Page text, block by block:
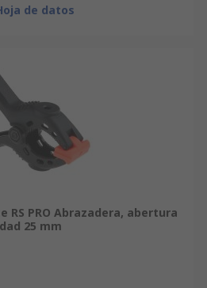
de datos
RS PRO Abrazadera, abertura
25 mm